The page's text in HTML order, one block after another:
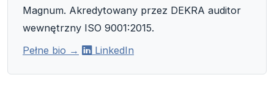
Magnum. Akredytowany przez DEKRA auditor
wewnętrzny ISO 9001:2015.
Pełne bio →
LinkedIn